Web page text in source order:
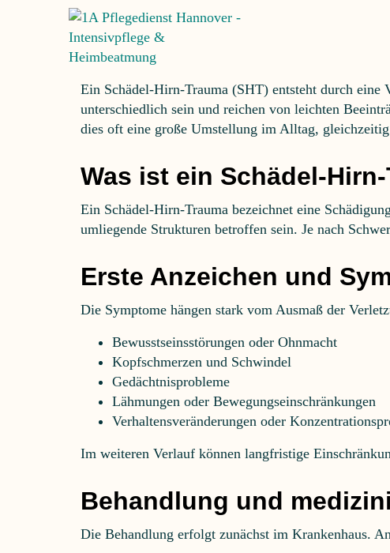
SCHÄDEL-
Ein Schädel-Hirn-Trauma (SHT) entsteht durch
unterschiedlich sein und reichen von leichten
dies oft eine große Umstellung im Alltag,
Was ist ein Schädel-
Ein Schädel-Hirn-Trauma bezeichnet eine
umliegende Strukturen betroffen sein. Je nach
Erste Anzeichen und
Die Symptome hängen stark vom Ausmaß der
Bewusstseinsstörungen oder Ohnmacht
Kopfschmerzen und Schwindel
Gedächtnisprobleme
Lähmungen oder Bewegungseinschränkungen
Verhaltensveränderungen oder
Im weiteren Verlauf können langfristige
Behandlung und
Die Behandlung erfolgt zunächst im Krankenhaus.